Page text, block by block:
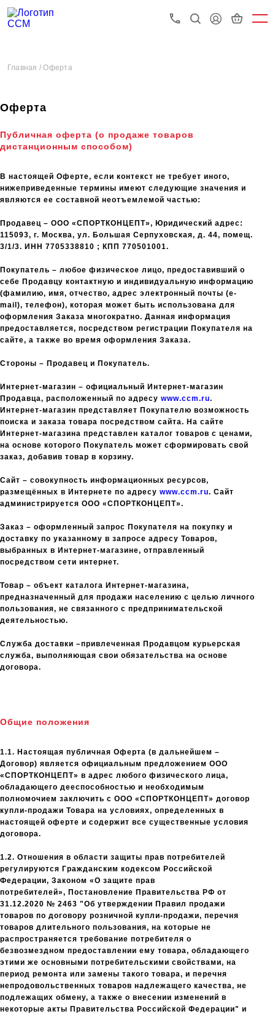
Главная /Оферта
Оферта
Публичная оферта (о продаже товаров
дистанционным способом)
В настоящей Оферте, если контекст не требует иного,
нижеприведенные термины имеют следующие значения и
являются ее составной неотъемлемой частью:
Продавец – ООО «СПОРТКОНЦЕПТ», Юридический адрес:
115093, г. Москва, ул. Большая Серпуховская, д. 44, помещ.
3/1/3. ИНН 7705338810 ; КПП 770501001.
Покупатель – любое физическое лицо, предоставивший о
себе Продавцу контактную и индивидуальную информацию
(фамилию, имя, отчество, адрес электронный почты (e-
mail), телефон), которая может быть использована для
оформления Заказа многократно. Данная информация
предоставляется, посредством регистрации Покупателя на
сайте, а также во время оформления Заказа.
Стороны – Продавец и Покупатель.
Интернет-магазин – официальный Интернет-магазин
Продавца, расположенный по адресу www.ccm.ru.
Интернет-магазин представляет Покупателю возможность
поиска и заказа товара посредством сайта. На сайте
Интернет-магазина представлен каталог товаров с ценами,
на основе которого Покупатель может сформировать свой
заказ, добавив товар в корзину.
Сайт – совокупность информационных ресурсов,
размещённых в Интернете по адресу www.ccm.ru. Сайт
администрируется ООО «СПОРТКОНЦЕПТ».
Заказ – оформленный запрос Покупателя на покупку и
доставку по указанному в запросе адресу Товаров,
выбранных в Интернет-магазине, отправленный
посредством сети интернет.
Товар – объект каталога Интернет-магазина,
предназначенный для продажи населению с целью личного
пользования, не связанного с предпринимательской
деятельностью.
Служба доставки –привлеченная Продавцом курьерская
служба, выполняющая свои обязательства на основе
договора.
Общие положения
1.1. Настоящая публичная Оферта (в дальнейшем –
Договор) является официальным предложением ООО
«СПОРТКОНЦЕПТ» в адрес любого физического лица,
обладающего дееспособностью и необходимым
полномочием заключить с ООО «СПОРТКОНЦЕПТ» договор
купли-продажи Товара на условиях, определенных в
настоящей оферте и содержит все существенные условия
договора.
1.2. Отношения в области защиты прав потребителей
регулируются Гражданским кодексом Российской
Федерации, Законом «О защите прав
потребителей», Постановление Правительства РФ от
31.12.2020 № 2463 "Об утверждении Правил продажи
товаров по договору розничной купли-продажи, перечня
товаров длительного пользования, на которые не
распространяется требование потребителя о
безвозмездном предоставлении ему товара, обладающего
этими же основными потребительскими свойствами, на
период ремонта или замены такого товара, и перечня
непродовольственных товаров надлежащего качества, не
подлежащих обмену, а также о внесении изменений в
некоторые акты Правительства Российской Федерации" и